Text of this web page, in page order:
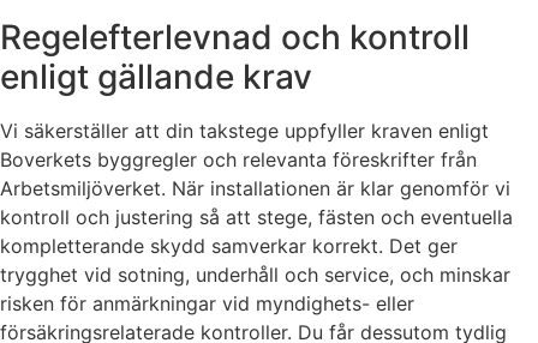
Regelefterlevnad och kontroll
enligt gällande krav
Vi säkerställer att din takstege uppfyller kraven enligt
Boverkets byggregler och relevanta föreskrifter från
Arbetsmiljöverket. När installationen är klar genomför vi
kontroll och justering så att stege, fästen och eventuella
kompletterande skydd samverkar korrekt. Det ger
trygghet vid sotning, underhåll och service, och minskar
risken för anmärkningar vid myndighets- eller
försäkringsrelaterade kontroller. Du får dessutom tydlig